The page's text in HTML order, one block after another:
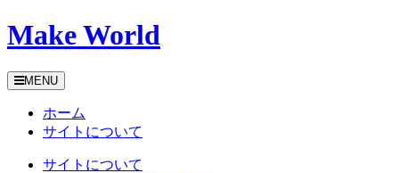
Make World
MENU
ホーム
サイトについて
サイトについて